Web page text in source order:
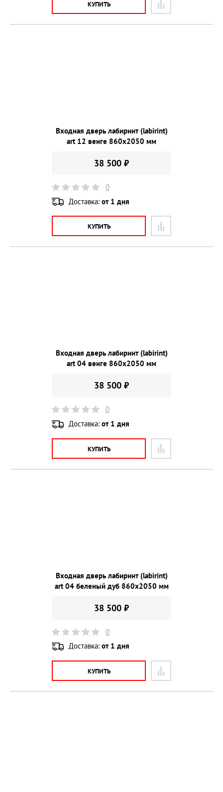
КУПИТЬ
Входная дверь лабиринт (labirint)
art 12 венге 860х2050 мм
38 500 ₽
0
Доставка: от 1 дня
КУПИТЬ
Входная дверь лабиринт (labirint)
art 04 венге 860х2050 мм
38 500 ₽
0
Доставка: от 1 дня
КУПИТЬ
Входная дверь лабиринт (labirint)
art 04 беленый дуб 860х2050 мм
38 500 ₽
0
Доставка: от 1 дня
КУПИТЬ